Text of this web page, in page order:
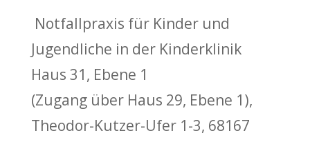
Notfallpraxis für Kinder und
Jugendliche in der Kinderklinik
Haus 31, Ebene 1
(Zugang über Haus 29, Ebene 1),
Theodor-Kutzer-Ufer 1-3, 68167